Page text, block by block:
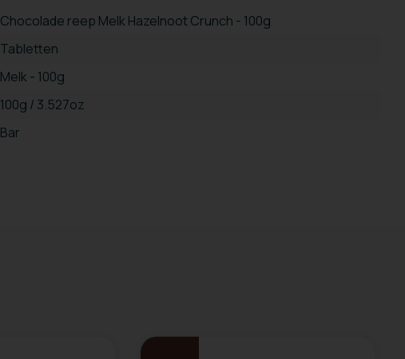
Chocolade reep Melk Hazelnoot Crunch - 100g
Tabletten
Melk - 100g
100g / 3.527oz
Bar